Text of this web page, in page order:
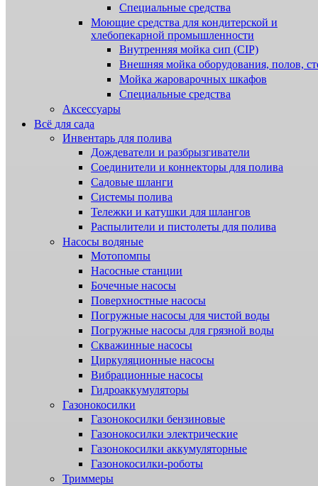
Специальные средства
Моющие средства для кондитерской и
хлебопекарной промышленности
Внутренняя мойка сип (CIP)
Внешняя мойка оборудования, полов,
Мойка жароварочных шкафов
Специальные средства
Аксессуары
Всё для сада
Инвентарь для полива
Дождеватели и разбрызгиватели
Соединители и коннекторы для полива
Садовые шланги
Системы полива
Тележки и катушки для шлангов
Распылители и пистолеты для полива
Насосы водяные
Мотопомпы
Насосные станции
Бочечные насосы
Поверхностные насосы
Погружные насосы для чистой воды
Погружные насосы для грязной воды
Скважинные насосы
Циркуляционные насосы
Вибрационные насосы
Гидроаккумуляторы
Газонокосилки
Газонокосилки бензиновые
Газонокосилки электрические
Газонокосилки аккумуляторные
Газонокосилки-роботы
Триммеры